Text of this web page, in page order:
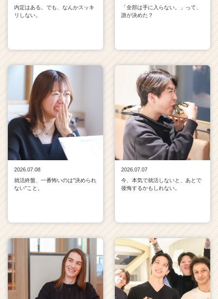
内定はある。でも、なんかスッキ
リしない。
「全部は手に入らない。」って、
誰が決めた？
2026.07.08
就活終盤、一番怖いのは"決められ
ない"こと。
2026.07.07
今、本気で就活しないと、あとで
後悔するかもしれない。